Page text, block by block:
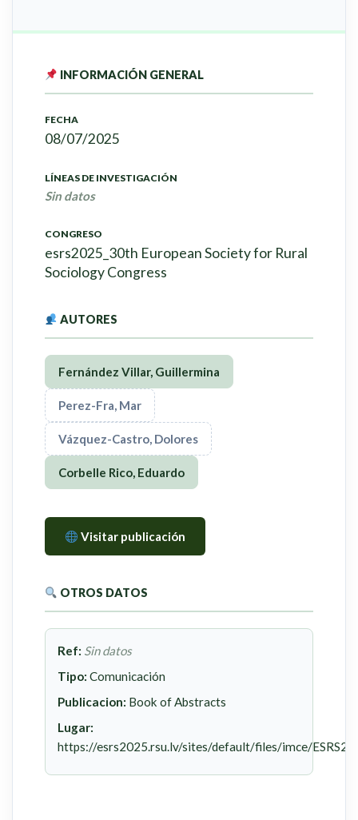
INFORMACIÓN GENERAL
FECHA
08/07/2025
LÍNEAS DE INVESTIGACIÓN
Sin datos
CONGRESO
esrs2025_30th European Society for Rural
Sociology Congress
AUTORES
Fernández Villar, Guillermina
Perez-Fra, Mar
Vázquez-Castro, Dolores
Corbelle Rico, Eduardo
Visitar publicación
OTROS DATOS
Ref: Sin datos
Tipo: Comunicación
Publicacion: Book of Abstracts
Lugar:
https://esrs2025.rsu.lv/sites/default/files/imce/